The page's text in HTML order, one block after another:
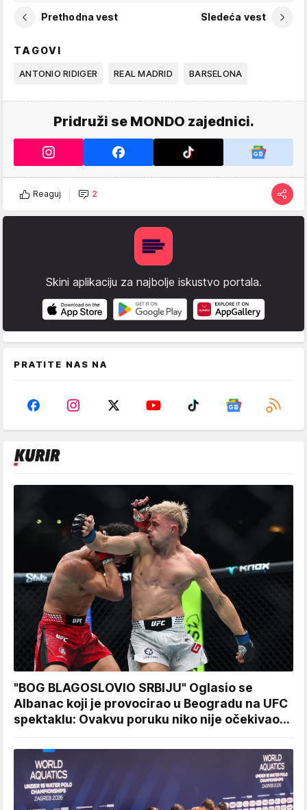
Prethodna vest Sledeća vest
TAGOVI
ANTONIO RIDIGER REAL MADRID BARSELONA
Pridruži se MONDO zajednici.
Reaguj 2
Skini aplikaciju za najbolje iskustvo portala.
PRATITE NAS NA
"BOG BLAGOSLOVIO SRBIJU" Oglasio se
Albanac koji je provocirao u Beogradu na UFC
spektaklu: Ovakvu poruku niko nije očekivao...